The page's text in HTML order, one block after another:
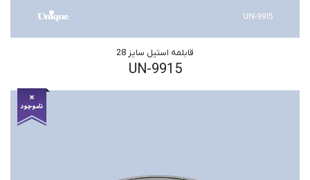
قابلمه استیل سایز 28
UN-9915